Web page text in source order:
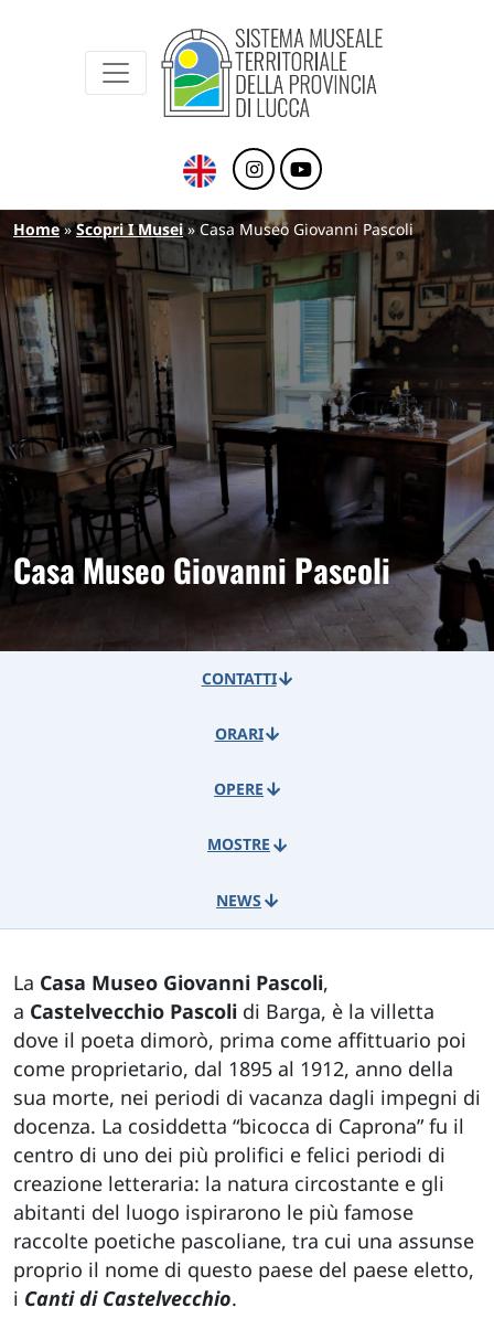
Sistema Museale Territoriale della
Briciole di pane
Home Scopri I Musei Casa Museo Giovanni Pascoli
Casa Museo Giovanni Pascoli
CONTATTI
ORARI
OPERE
MOSTRE
NEWS
La Casa Museo Giovanni Pascoli,
a Castelvecchio Pascoli di Barga, è la villetta
dove il poeta dimorò, prima come affittuario poi
come proprietario, dal 1895 al 1912, anno della
sua morte, nei periodi di vacanza dagli impegni di
docenza. La cosiddetta “bicocca di Caprona” fu il
centro di uno dei più prolifici e felici periodi di
creazione letteraria: la natura circostante e gli
abitanti del luogo ispirarono le più famose
raccolte poetiche pascoliane, tra cui una assunse
proprio il nome di questo paese del paese eletto,
i Canti di Castelvecchio.